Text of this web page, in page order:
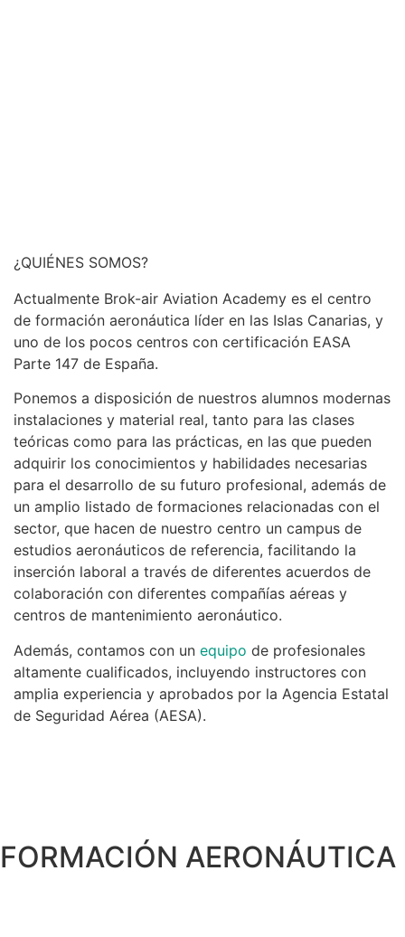
¿QUIÉNES SOMOS?
Actualmente Brok-air Aviation Academy es el centro
de formación aeronáutica líder en las Islas Canarias, y
uno de los pocos centros con certificación EASA
Parte 147 de España.
Ponemos a disposición de nuestros alumnos modernas
instalaciones y material real, tanto para las clases
teóricas como para las prácticas, en las que pueden
adquirir los conocimientos y habilidades necesarias
para el desarrollo de su futuro profesional, además de
un amplio listado de formaciones relacionadas con el
sector, que hacen de nuestro centro un campus de
estudios aeronáuticos de referencia, facilitando la
inserción laboral a través de diferentes acuerdos de
colaboración con diferentes compañías aéreas y
centros de mantenimiento aeronáutico.
Además, contamos con un equipo de profesionales
altamente cualificados, incluyendo instructores con
amplia experiencia y aprobados por la Agencia Estatal
de Seguridad Aérea (AESA).
FORMACIÓN AERONÁUTICA